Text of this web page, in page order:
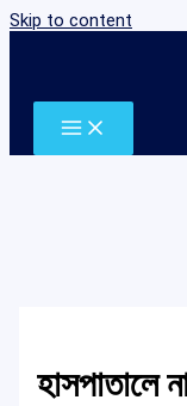
Skip to content
হাসপাতালে